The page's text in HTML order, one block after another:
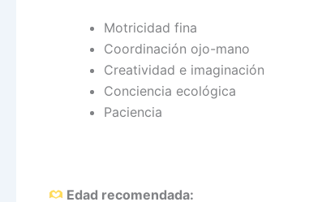
Motricidad fina
Coordinación ojo-mano
Creatividad e imaginación
Conciencia ecológica
Paciencia
Edad recomendada: